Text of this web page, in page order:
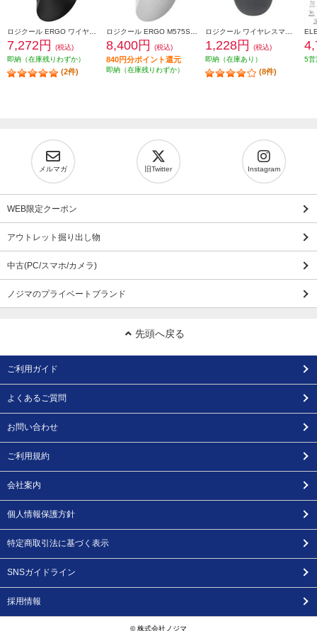
7,272円
(税込)
即納（在庫残りわずか）
(2件)
8,400円 (税込)
840円分ポイント還元
即納（在庫残りわずか）
1,228円
(税込)
即納（在庫あり）
(8件)
5営
メルマガ 旧Twitter Instagram
WEB限定クーポン
アウトレット掘り出し物
中古(PC/スマホ/カメラ)
ノジマのプライベートブランド
先頭へ戻る
ご利用ガイド
よくあるご質問
お問い合わせ
ご利用規約
会社案内
個人情報保護方針
特定商取引法に基づく表示
SNSガイドライン
採用情報
© 株式会社ノジマ